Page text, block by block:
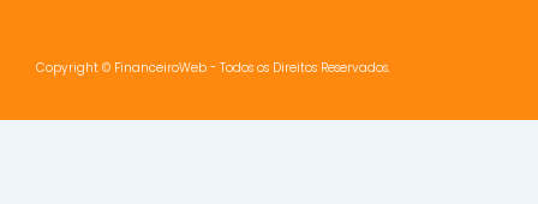
Copyright © FinanceiroWeb - Todos os Direitos Reservados.